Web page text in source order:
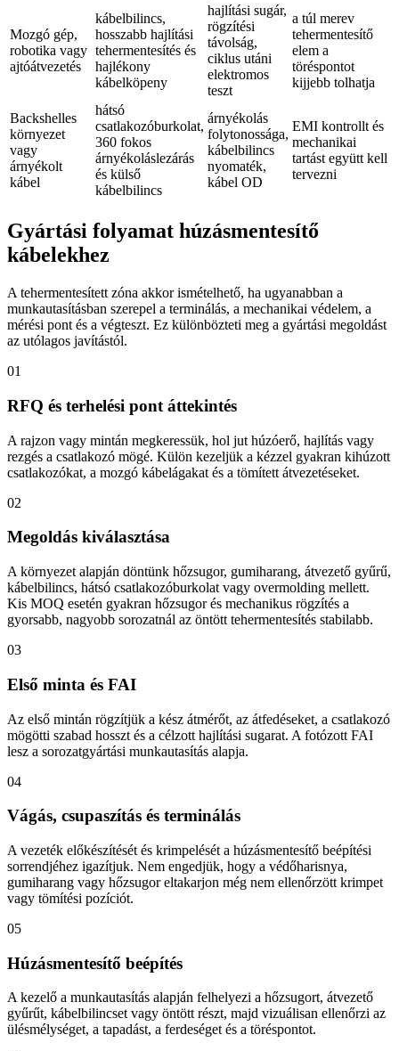
Mozgó gép,
robotika vagy
ajtóátvezetés
kábelbilincs,
hosszabb hajlítási
tehermentesítés és
hajlékony
kábelköpeny
hajlítási sugár,
rögzítési
távolság,
ciklus utáni
elektromos
teszt
a túl merev
tehermentesítő
elem a
töréspontot
kijjebb tolhatja
Backshelles
környezet
vagy
árnyékolt
kábel
hátsó
csatlakozóburkolat,
360 fokos
árnyékoláslezárás
és külső
kábelbilincs
árnyékolás
folytonossága,
kábelbilincs
nyomaték,
kábel OD
EMI kontrollt és
mechanikai
tartást együtt kell
tervezni
Gyártási folyamat húzásmentesítő
kábelekhez
A tehermentesített zóna akkor ismételhető, ha ugyanabban a
munkautasításban szerepel a terminálás, a mechanikai védelem, a
mérési pont és a végteszt. Ez különbözteti meg a gyártási megoldást
az utólagos javítástól.
01
RFQ és terhelési pont áttekintés
A rajzon vagy mintán megkeressük, hol jut húzóerő, hajlítás vagy
rezgés a csatlakozó mögé. Külön kezeljük a kézzel gyakran kihúzott
csatlakozókat, a mozgó kábelágakat és a tömített átvezetéseket.
02
Megoldás kiválasztása
A környezet alapján döntünk hőzsugor, gumiharang, átvezető gyűrű,
kábelbilincs, hátsó csatlakozóburkolat vagy overmolding mellett.
Kis MOQ esetén gyakran hőzsugor és mechanikus rögzítés a
gyorsabb, nagyobb sorozatnál az öntött tehermentesítés stabilabb.
03
Első minta és FAI
Az első mintán rögzítjük a kész átmérőt, az átfedéseket, a csatlakozó
mögötti szabad hosszt és a célzott hajlítási sugarat. A fotózott FAI
lesz a sorozatgyártási munkautasítás alapja.
04
Vágás, csupaszítás és terminálás
A vezeték előkészítését és krimpelését a húzásmentesítő beépítési
sorrendjéhez igazítjuk. Nem engedjük, hogy a védőharisnya,
gumiharang vagy hőzsugor eltakarjon még nem ellenőrzött krimpet
vagy tömítési pozíciót.
05
Húzásmentesítő beépítés
A kezelő a munkautasítás alapján felhelyezi a hőzsugort, átvezető
gyűrűt, kábelbilincset vagy öntött részt, majd vizuálisan ellenőrzi az
ülésmélységet, a tapadást, a ferdeséget és a töréspontot.